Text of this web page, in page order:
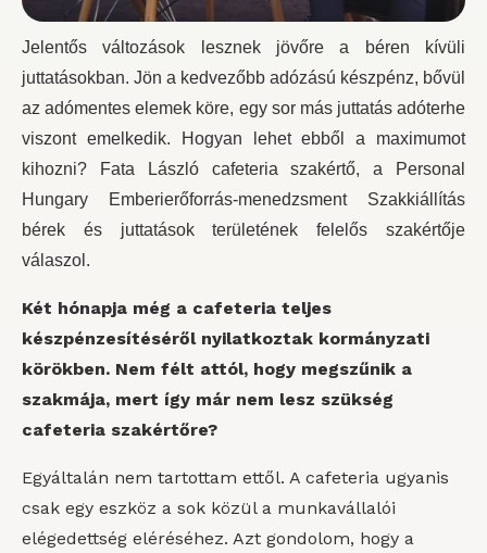
Jelentős változások lesznek jövőre a béren kívüli
juttatásokban. Jön a kedvezőbb adózású készpénz, bővül
az adómentes elemek köre, egy sor más juttatás adóterhe
viszont emelkedik. Hogyan lehet ebből a maximumot
kihozni? Fata László cafeteria szakértő, a Personal
Hungary Emberierőforrás-menedzsment Szakkiállítás
bérek és juttatások területének felelős szakértője
válaszol.
Két hónapja még a cafeteria teljes
készpénzesítéséről nyilatkoztak kormányzati
körökben. Nem félt attól, hogy megszűnik a
szakmája, mert így már nem lesz szükség
cafeteria szakértőre?
Egyáltalán nem tartottam ettől. A cafeteria ugyanis
csak egy eszköz a sok közül a munkavállalói
elégedettség eléréséhez. Azt gondolom, hogy a